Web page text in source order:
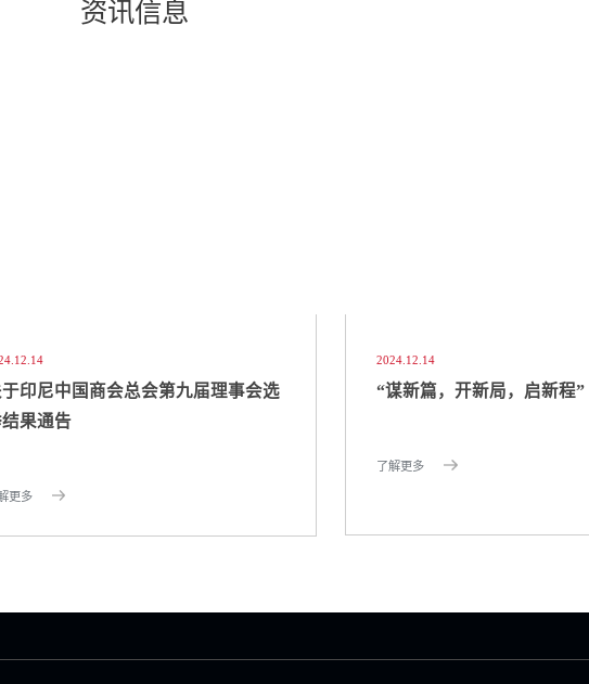
资讯信息
于印尼中国商会总会第九届理事会选
果通告
更多
2024.12.14
“谋新篇，开新局，启新程”
了解更多